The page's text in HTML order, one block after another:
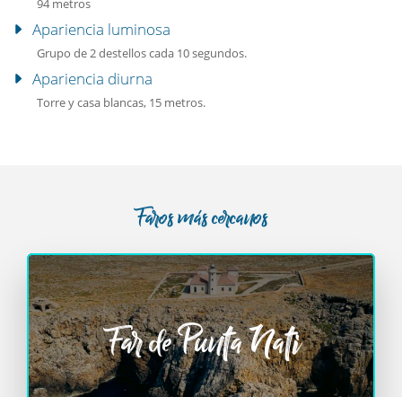
94 metros
Apariencia luminosa
Grupo de 2 destellos cada 10 segundos.
Apariencia diurna
Torre y casa blancas, 15 metros.
Faros más cercanos
Far de Punta Nati